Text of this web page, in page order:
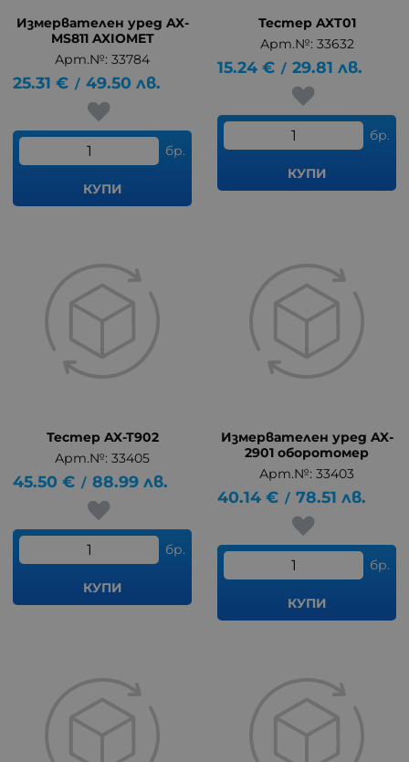
Измервателен уред AX-
MS811 AXIOMET
Арт.№: 33784
25.31 € / 49.50 лв.
бр.
КУПИ
Тестер AXT01
Арт.№: 33632
15.24 € / 29.81 лв.
бр.
КУПИ
Тестер AX-T902
Арт.№: 33405
45.50 € / 88.99 лв.
бр.
КУПИ
Измервателен уред AX-
2901 оборотомер
Арт.№: 33403
40.14 € / 78.51 лв.
бр.
КУПИ